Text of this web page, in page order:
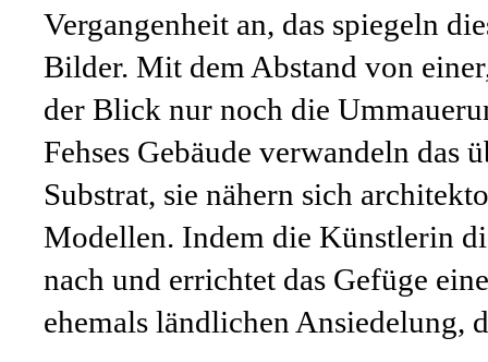
Vergangenheit an, das spiegeln
Bilder. Mit dem Abstand von
der Blick nur noch die
Fehses Gebäude verwandeln das
Substrat, sie nähern sich
Modellen. Indem die Künstlerin
nach und errichtet das Gefüge
ehemals ländlichen Ansiedelung,